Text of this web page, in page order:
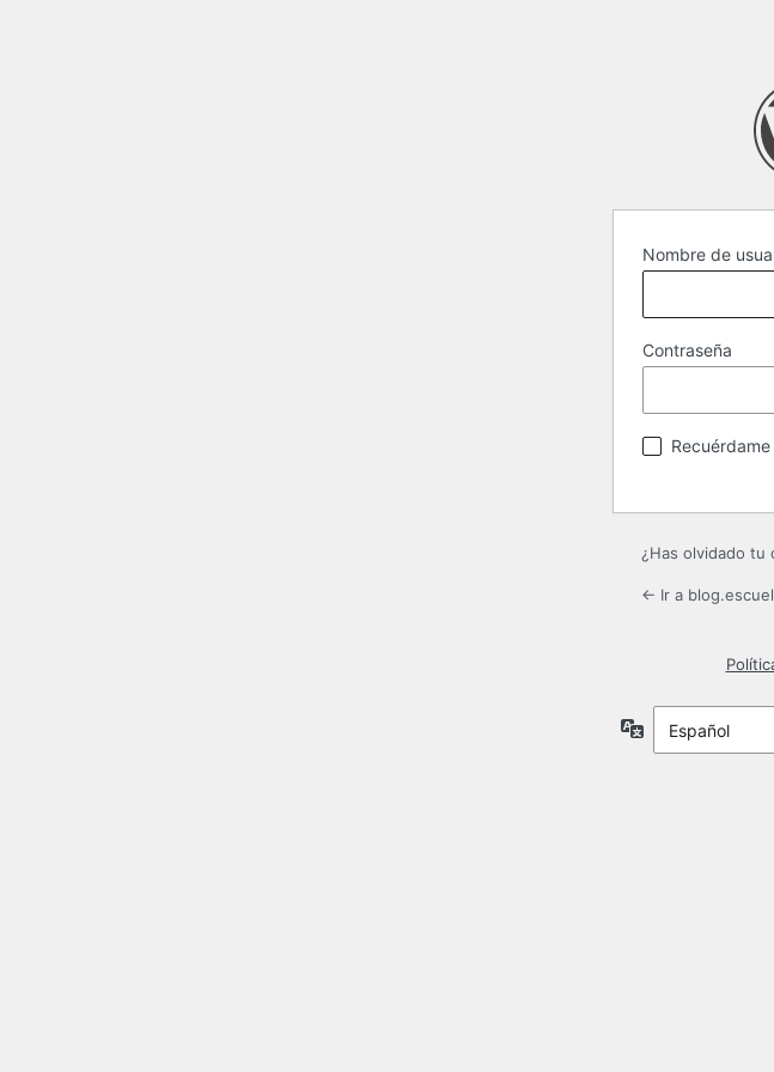
Nombre de
Contraseña
Recuérdame
¿Has olvidado tu
← Ir a
Idioma